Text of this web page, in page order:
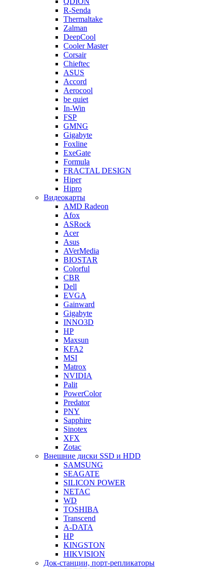
R-Senda
Thermaltake
Zalman
DeepCool
Cooler Master
Corsair
Chieftec
ASUS
Accord
Aerocool
be quiet
In-Win
FSP
GMNG
Gigabyte
Foxline
ExeGate
Formula
FRACTAL DESIGN
Hiper
Hipro
Видеокарты
AMD Radeon
Afox
ASRock
Acer
Asus
AVerMedia
BIOSTAR
Colorful
CBR
Dell
EVGA
Gainward
Gigabyte
INNO3D
HP
Maxsun
KFA2
MSI
Matrox
NVIDIA
Palit
PowerColor
Predator
PNY
Sapphire
Sinotex
XFX
Zotac
Внешние диски SSD и HDD
SAMSUNG
SEAGATE
SILICON POWER
NETAC
WD
TOSHIBA
Transcend
A-DATA
HP
KINGSTON
HIKVISION
Док-станции, порт-репликаторы